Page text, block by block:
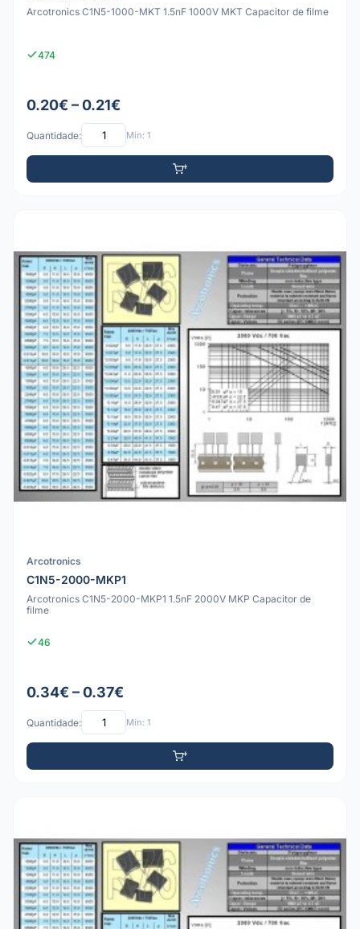
Arcotronics C1N5-1000-MKT 1.5nF 1000V MKT Capacitor de filme
474
0.20€ – 0.21€
Quantidade: Mín: 1
Arcotronics
C1N5-2000-MKP1
Arcotronics C1N5-2000-MKP1 1.5nF 2000V MKP Capacitor de
filme
46
0.34€ – 0.37€
Quantidade: Mín: 1